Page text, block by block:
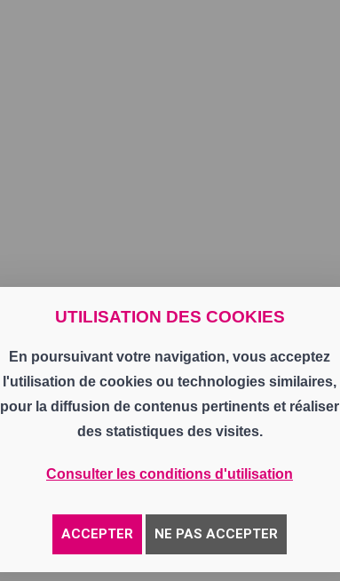
UTILISATION DES COOKIES
En poursuivant votre navigation, vous acceptez
l'utilisation de cookies ou technologies similaires,
pour la diffusion de contenus pertinents et réaliser
des statistiques des visites.
Consulter les conditions d'utilisation
ACCEPTER NE PAS ACCEPTER